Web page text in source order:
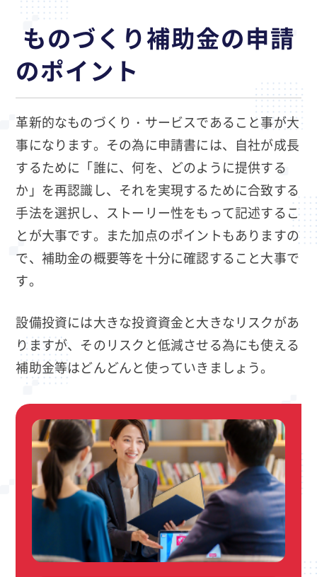
ものづくり補助金の申請
のポイント
革新的なものづくり・サービスであること事が大
事になります。その為に申請書には、自社が成長
するために「誰に、何を、どのように提供する
か」を再認識し、それを実現するために合致する
手法を選択し、ストーリー性をもって記述するこ
とが大事です。また加点のポイントもありますの
で、補助金の概要等を十分に確認すること大事で
す。
設備投資には大きな投資資金と大きなリスクがあ
りますが、そのリスクと低減させる為にも使える
補助金等はどんどんと使っていきましょう。